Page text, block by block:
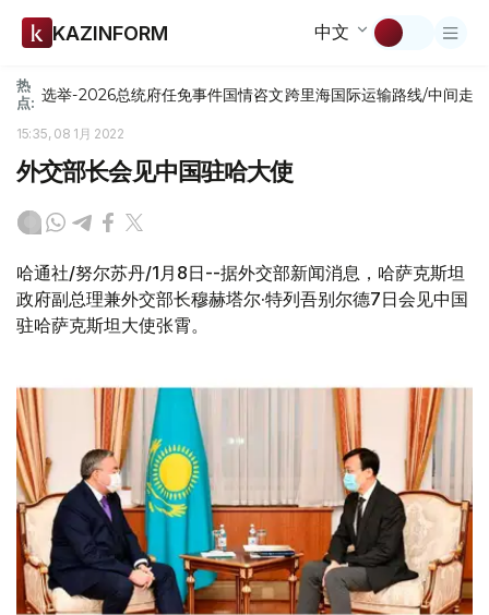
KAZINFORM 中文
热
点: 选举-2026总统府任免事件国情咨文跨里海国际运输路线/中间走廊
15:35, 08 1月 2022
外交部长会见中国驻哈大使
哈通社/努尔苏丹/1月8日--据外交部新闻消息，哈萨克斯坦
政府副总理兼外交部长穆赫塔尔·特列吾别尔德7日会见中国
驻哈萨克斯坦大使张霄。